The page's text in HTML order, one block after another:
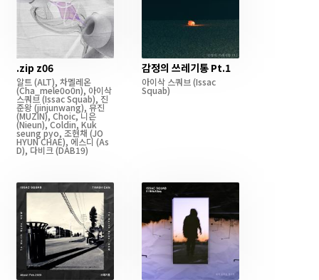
.zip z06
알트 (ALT), 차멜레온
(Cha_mele0o0n),아이삭
스쿼브(Issac Squab), 진
준왕(jinjunwang), 뮤진
(MUZIN), Choic,니은
(Nieun),Coldin, Kuk
seung pyo, 조현채 (JO
HYUN CHAE), 에스디 (As
D), 다비크 (DAB19)
감정의 쓰레기통 Pt.1
아이삭 스쿼브 (Issac
Squab)